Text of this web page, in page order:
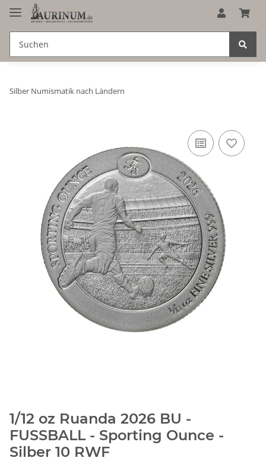
Silber Numismatik nach Ländern
1/12 oz Ruanda 2026 BU -
FUSSBALL - Sporting Ounce -
Silber 10 RWF